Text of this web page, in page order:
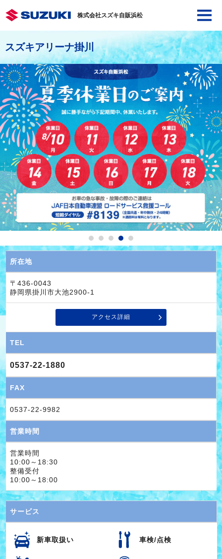
株式会社スズキ自販浜松
スズキアリーナ掛川
所在地
〒436-0043
静岡県掛川市大池2900-1
アクセス詳細
TEL
0537-22-1880
FAX
0537-22-9982
営業時間
営業時間
10:00～18:30
整備受付
10:00～18:00
サービス
新車取扱い 車検/点検